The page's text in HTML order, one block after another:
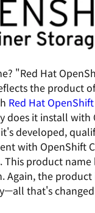
"Red Hat
the product
Red Hat
does it install with
developed,
with OpenShift
This product
Again, the product
that's